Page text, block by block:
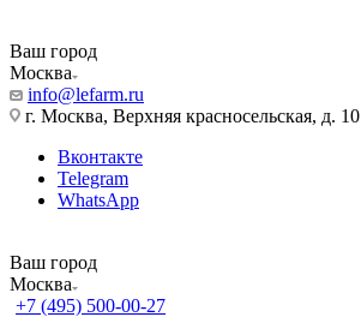
Ваш город
Москва
info@lefarm.ru
г. Москва, Верхняя красносельская, д. 10
Вконтакте
Telegram
WhatsApp
Ваш город
Москва
+7 (495) 500-00-27